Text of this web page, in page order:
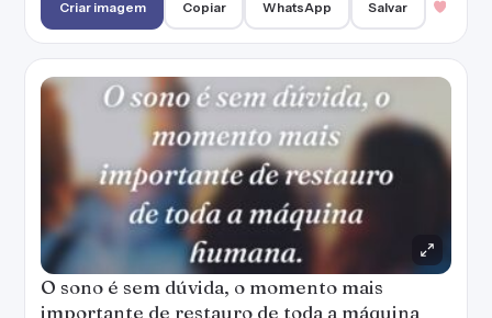
humana.
Criar imagem Copiar WhatsApp Salvar
A nossa prioridade deve ser sempre a saúde,
o resto, estando saudável, nós corremos
atrás.
— Denise Campos
Criar imagem Copiar WhatsApp Salvar